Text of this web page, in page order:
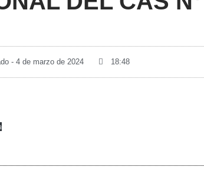
- 4 de marzo de 2024 18:48